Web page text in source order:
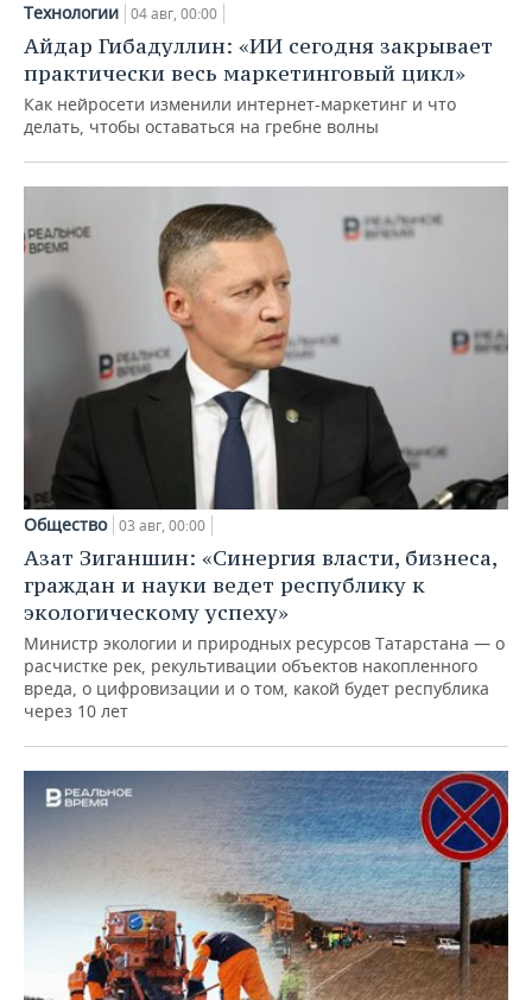
Технологии 04 авг, 00:00
Айдар Гибадуллин: «ИИ сегодня закрывает
практически весь маркетинговый цикл»
Как нейросети изменили интернет-маркетинг и что
делать, чтобы оставаться на гребне волны
Общество 03 авг, 00:00
Азат Зиганшин: «Синергия власти, бизнеса,
граждан и науки ведет республику к
экологическому успеху»
Министр экологии и природных ресурсов Татарстана — о
расчистке рек, рекультивации объектов накопленного
вреда, о цифровизации и о том, какой будет республика
через 10 лет